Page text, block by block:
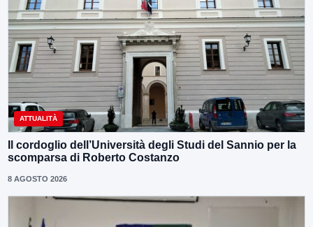
ATTUALITÀ
Il cordoglio dell’Università degli Studi del Sannio per la
scomparsa di Roberto Costanzo
8 AGOSTO 2026